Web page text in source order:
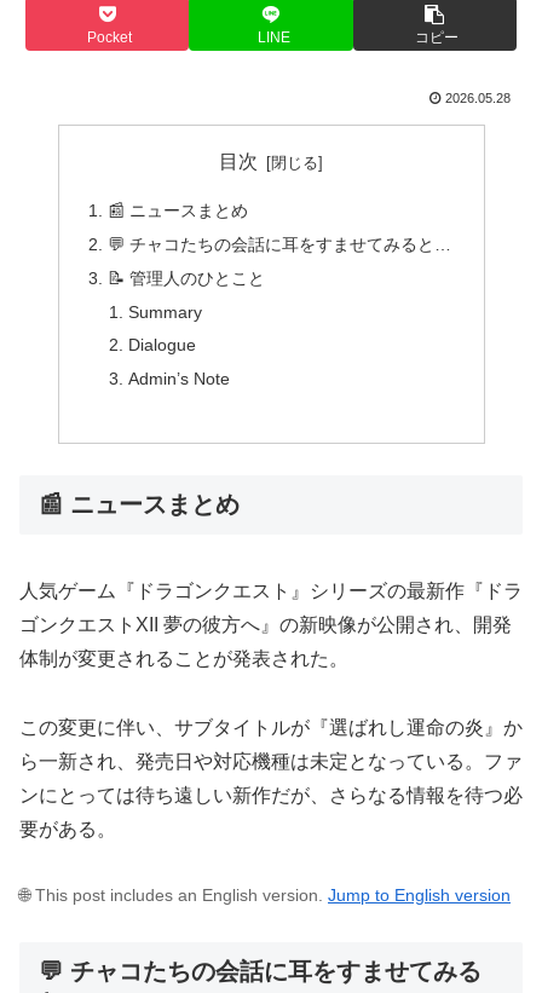
Pocket LINE コピー
2026.05.28
目次
📰 ニュースまとめ
💬 チャコたちの会話に耳をすませてみると…
📝 管理人のひとこと
Summary
Dialogue
Admin’s Note
📰 ニュースまとめ
人気ゲーム『ドラゴンクエスト』シリーズの最新作『ドラ
ゴンクエストXII 夢の彼方へ』の新映像が公開され、開発
体制が変更されることが発表された。
この変更に伴い、サブタイトルが『選ばれし運命の炎』か
ら一新され、発売日や対応機種は未定となっている。ファ
ンにとっては待ち遠しい新作だが、さらなる情報を待つ必
要がある。
🌐 This post includes an English version. Jump to English version
💬 チャコたちの会話に耳をすませてみる